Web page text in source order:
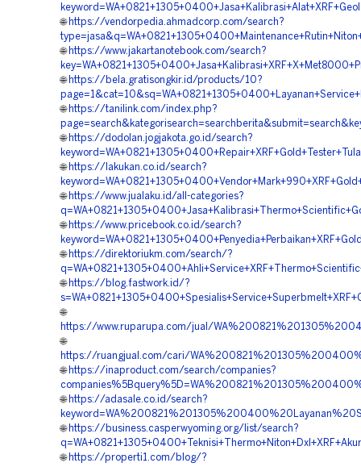
🌐 https://vendorpedia.ahmadcorp.com/search?
🌐 https://www.jakartanotebook.com/search?
🌐 https://bela.gratisongkir.id/products/10?
🌐 https://tanilink.com/index.php?
🌐 https://dodolan.jogjakota.go.id/search?
🌐 https://lakukan.co.id/search?
🌐 https://www.jualaku.id/all-categories?
🌐 https://www.pricebook.co.id/search?
🌐 https://direktoriukm.com/search/?
🌐 https://blog.fastwork.id/?
🌐
https://www.ruparupa.com/jual/
🌐
https://ruangjual.com/cari/
🌐 https://inaproduct.com/search/companies?
🌐 https://adasale.co.id/search?
🌐 https://business.casperwyoming.org/list/search?
🌐 https://properti1.com/blog/?